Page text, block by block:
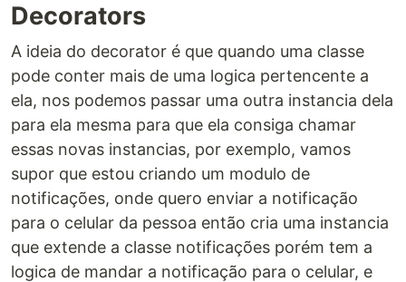
Decorators
A ideia do decorator é que quando uma classe
pode conter mais de uma logica pertencente a
ela, nos podemos passar uma outra instancia dela
para ela mesma para que ela consiga chamar
essas novas instancias, por exemplo, vamos
supor que estou criando um modulo de
notificações, onde quero enviar a notificação
para o celular da pessoa então cria uma instancia
que extende a classe notificações porém tem a
logica de mandar a notificação para o celular, e